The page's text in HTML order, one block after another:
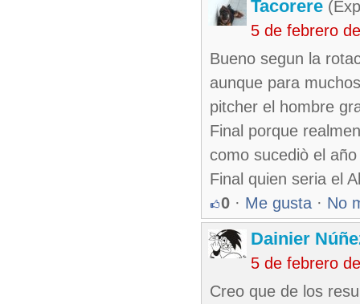
Tacorere
5 de febrero
Bueno segun la
aunque para
pitcher el hombre
Final porque
como sucediò el
Final quien seria el
0 · Me gusta · No
Dainier
5 de febrero
Creo que de los